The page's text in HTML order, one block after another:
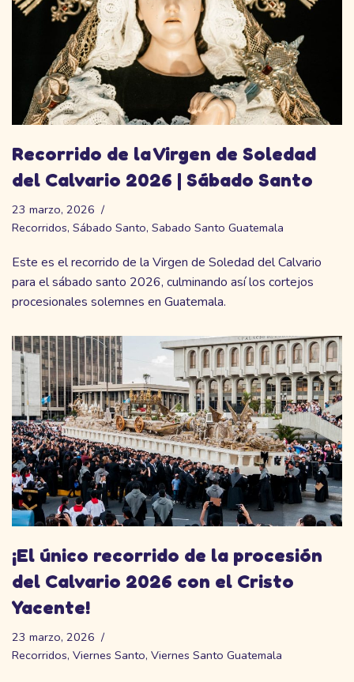
Recorrido de la Virgen de Soledad
del Calvario 2026 | Sábado Santo
23 marzo, 2026
Recorridos, Sábado Santo, Sabado Santo Guatemala
Este es el recorrido de la Virgen de Soledad del Calvario
para el sábado santo 2026, culminando así los cortejos
procesionales solemnes en Guatemala.
¡El único recorrido de la procesión
del Calvario 2026 con el Cristo
Yacente!
23 marzo, 2026
Recorridos, Viernes Santo, Viernes Santo Guatemala